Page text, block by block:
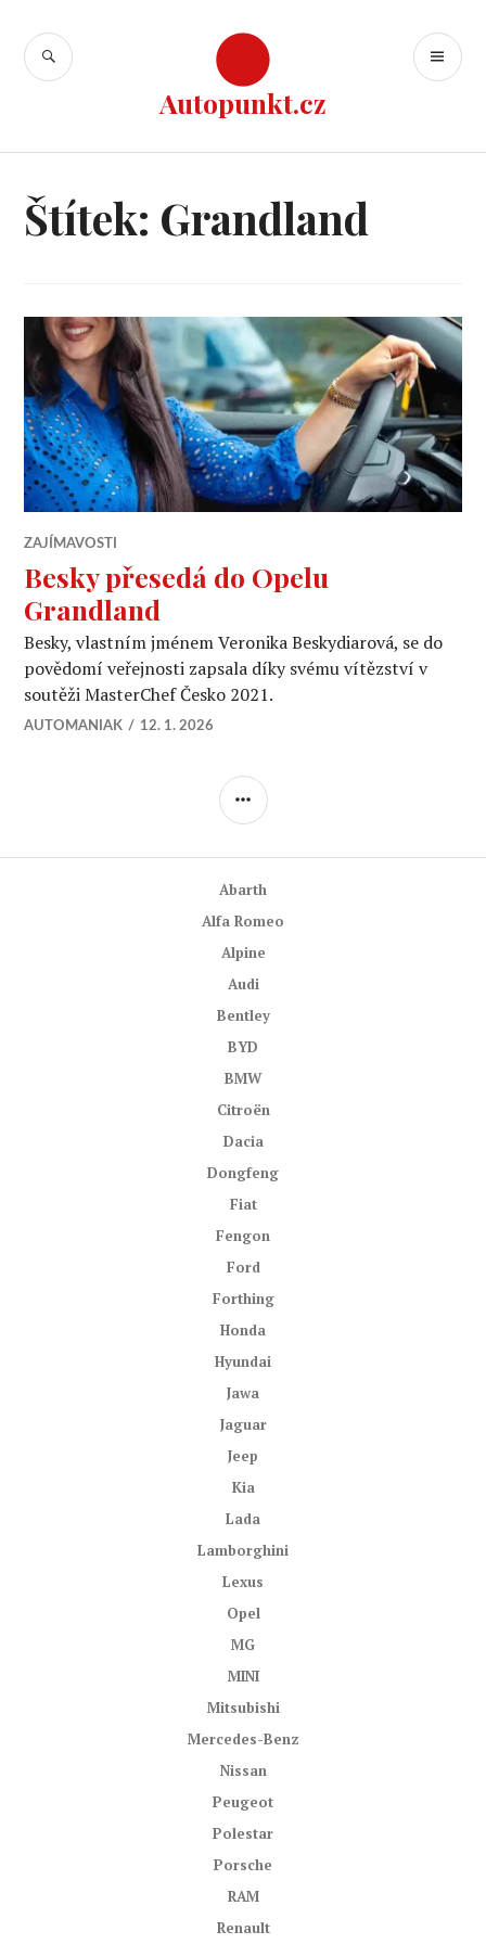
obsahu
Autopunkt.cz
HLEDAT
Štítek: Grandland
ZAJÍMAVOSTI
Besky přesedá do Opelu
Grandland
Besky, vlastním jménem Veronika Beskydiarová, se do
povědomí veřejnosti zapsala díky svému vítězství v
soutěži MasterChef Česko 2021.
AUTOMANIAK 12. 1. 2026
POSTRANNÍ
Abarth
Alfa Romeo
Alpine
Audi
Bentley
BYD
BMW
Citroën
Dacia
Dongfeng
Fiat
Fengon
Ford
Forthing
Honda
Hyundai
Jawa
Jaguar
Jeep
Kia
Lada
Lamborghini
Lexus
Opel
MG
MINI
Mitsubishi
Mercedes-Benz
Nissan
Peugeot
Polestar
Porsche
RAM
Renault